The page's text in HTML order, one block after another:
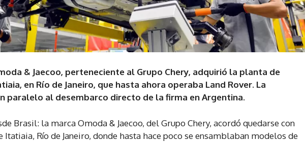
& Jaecoo, perteneciente al Grupo Chery, adquirió la planta de
en Río de Janeiro, que hasta ahora operaba Land Rover. La
paralelo al desembarco directo de la firma en Argentina.
Brasil: la marca Omoda & Jaecoo, del Grupo Chery, acordó quedarse con
Itatiaia, Río de Janeiro, donde hasta hace poco se ensamblaban modelos de